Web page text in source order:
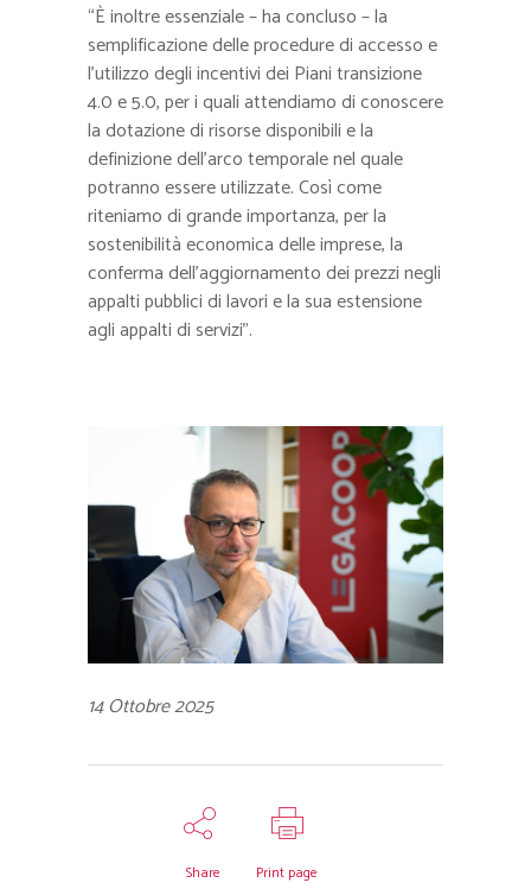
“È inoltre essenziale – ha concluso – la
semplificazione delle procedure di accesso e
l’utilizzo degli incentivi dei Piani transizione
4.0 e 5.0, per i quali attendiamo di conoscere
la dotazione di risorse disponibili e la
definizione dell’arco temporale nel quale
potranno essere utilizzate. Così come
riteniamo di grande importanza, per la
sostenibilità economica delle imprese, la
conferma dell’aggiornamento dei prezzi negli
appalti pubblici di lavori e la sua estensione
agli appalti di servizi”.
14 Ottobre 2025
Share Print page